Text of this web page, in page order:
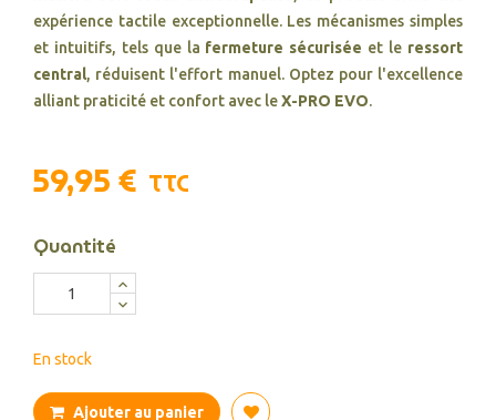
expérience tactile exceptionnelle. Les mécanismes simples
et intuitifs, tels que la fermeture sécurisée et le ressort
central, réduisent l'effort manuel. Optez pour l'excellence
alliant praticité et confort avec leX-PRO EVO.
59,95 € TTC
Quantité
En stock
Ajouter au panier